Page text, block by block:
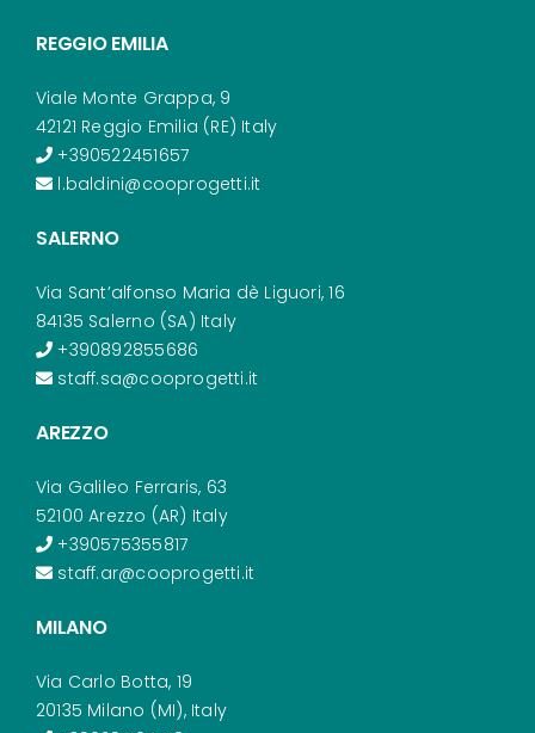
REGGIO EMILIA
Viale Monte Grappa, 9
42121 Reggio Emilia (RE) Italy
+390522451657
l.baldini@cooprogetti.it
SALERNO
Via Sant’alfonso Maria dè Liguori, 16
84135 Salerno (SA) Italy
+390892855686
staff.sa@cooprogetti.it
AREZZO
Via Galileo Ferraris, 63
52100 Arezzo (AR) Italy
+390575355817
staff.ar@cooprogetti.it
MILANO
Via Carlo Botta, 19
20135 Milano (MI), Italy